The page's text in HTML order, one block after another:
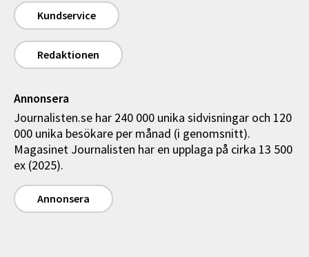
Kundservice
Redaktionen
Annonsera
Journalisten.se har 240 000 unika sidvisningar och 120
000 unika besökare per månad (i genomsnitt).
Magasinet Journalisten har en upplaga på cirka 13 500
ex (2025).
Annonsera